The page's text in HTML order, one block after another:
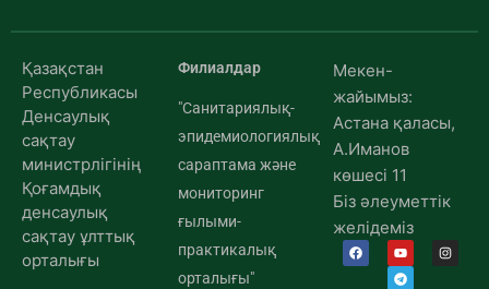
Қазақстан
Республикасы
Денсаулық
сақтау
министрлігінің
Қоғамдық
денсаулық
сақтау ұлттық
орталығы
Филиалдар
"Санитариялық-
эпидемиологиялық
сараптама және
мониторинг
ғылыми-
практикалық
орталығы"
Мекен-
жайымыз:
Астана қаласы,
А.Иманов
көшесі 11
Біз әлеуметтік
желідеміз